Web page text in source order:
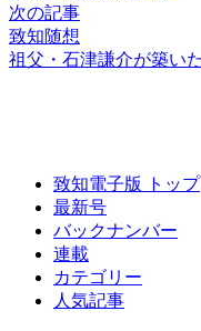
次の記事
致知随想
祖父・石津謙介が築いた
致知電子版 トップ
最新号
バックナンバー
連載
カテゴリー
人気記事